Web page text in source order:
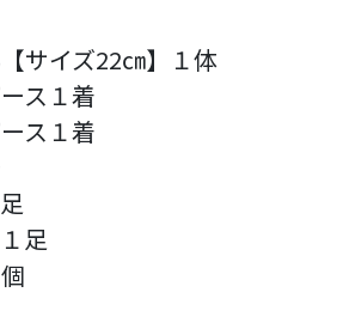
サイズ22㎝】１体
ス１着
ス１着
足